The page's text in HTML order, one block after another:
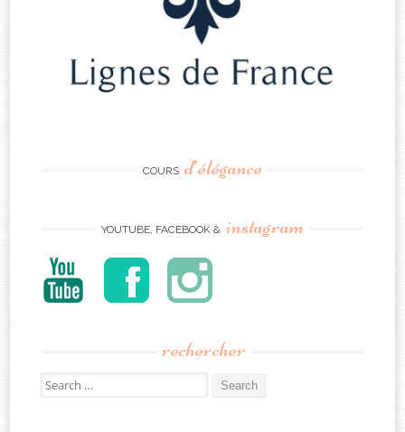
COURS d’élégance
YOUTUBE, FACEBOOK & instagram
rechercher
Search
for: